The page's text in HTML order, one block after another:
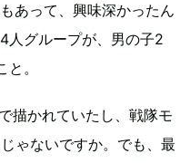
あって、興味深かったん
人グループが、男の子2
。
描かれていたし、戦隊モ
ゃないですか。でも、最